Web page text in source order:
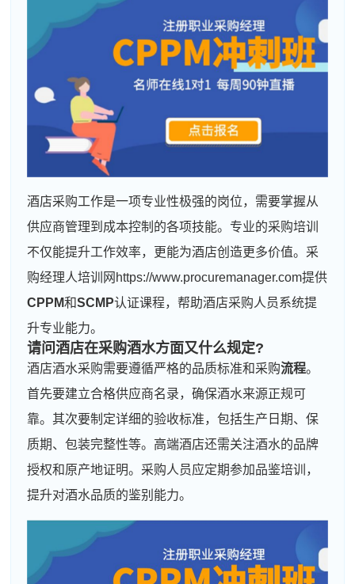
酒店采购工作是一项专业性极强的岗位，需要掌握从
供应商管理到成本控制的各项技能。专业的采购培训
不仅能提升工作效率，更能为酒店创造更多价值。采
购经理人培训网https://www.procuremanager.com提供
CPPM和SCMP认证课程，帮助酒店采购人员系统提
升专业能力。
请问酒店在采购酒水方面又什么规定?
酒店酒水采购需要遵循严格的品质标准和采购流程。
首先要建立合格供应商名录，确保酒水来源正规可
靠。其次要制定详细的验收标准，包括生产日期、保
质期、包装完整性等。高端酒店还需关注酒水的品牌
授权和原产地证明。采购人员应定期参加品鉴培训，
提升对酒水品质的鉴别能力。